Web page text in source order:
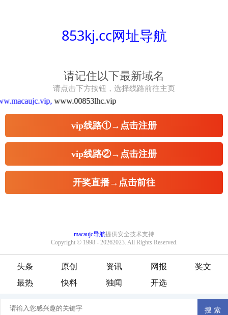
头条 原创 资讯 网报
奖文
最热
快料 独闻 开选